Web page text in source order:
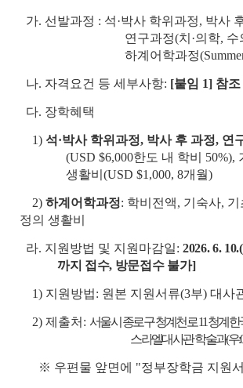
가. 선발과정 : 석·박사 학위과정, 박사
연구과정(치·의학,
하계어학과정
나. 자격요건 등 세부사항: [붙임 1] 참조
다. 장학혜택
1) 석·박사 학위과정, 박사 후 과정, 연
(USD $6,000한도 내 학비 50%),
생활비(USD $1,000, 8개월)
2) 하계어학과정: 학비전액, 기숙사,
정의 생활비
라. 지원방법 및 지원마감일: 2026. 6.
까지 접수, 방문접수 불가]
1) 지원방법: 원본 지원서류(3부) 대사
2) 제출처: 서울시 종로구 청계천로 11 청계한
스라엘대사관 학술과(우
※ 우편물 앞면에 "정부장학금 지원